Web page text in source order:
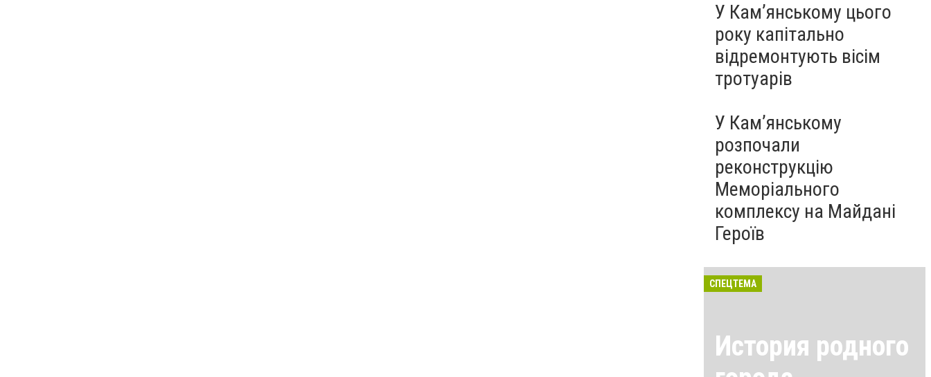
У Кам’янському цього
року капітально
відремонтують вісім
тротуарів
У Кам’янському
розпочали
реконструкцію
Меморіального
комплексу на Майдані
Героїв
СПЕЦТЕМА
История родного